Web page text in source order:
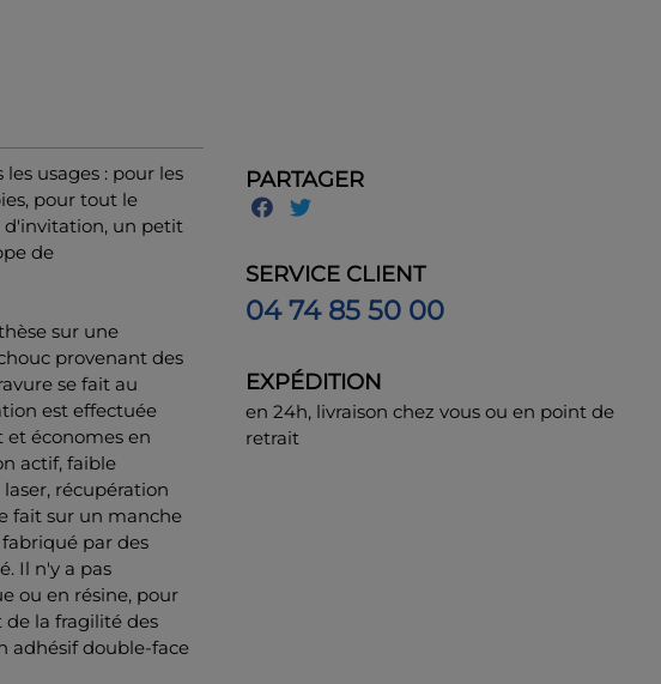
usages : pour les
pour tout le
un petit
de
sur une
provenant des
se fait au
est effectuée
et économes en
actif, faible
récupération
fait sur un manche
par des
Il n'y a pas
ou en résine, pour
de la fragilité des
adhésif double-face
PARTAGER
SERVICE CLIENT
04 74 85 50 00
EXPÉDITION
en 24h, livraison chez vous ou en point de
retrait